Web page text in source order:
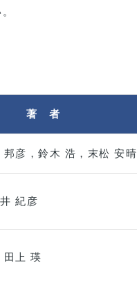
著 者
彦，鈴木 浩，末松 安晴
紀彦
田上 瑛